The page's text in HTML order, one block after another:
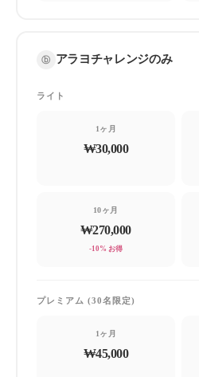
ⓑ アラヨチャレンジのみ
ライト
1ヶ月
₩30,000
10ヶ月
₩270,000
-10% お得
プレミアム (30名限定)
1ヶ月
₩45,000